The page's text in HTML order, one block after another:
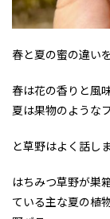
春と夏の蜜の違い
春は花の香りと風
夏は果物のような
と草野はよく話しま
はちみつ草野が巣
ている主な夏の植物